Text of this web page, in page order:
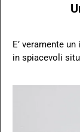
E’ veramente
in spiacevoli